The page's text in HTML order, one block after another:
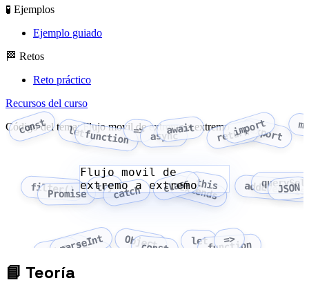
🧪 Ejemplos
Ejemplo guiado
🏁 Retos
Reto práctico
Recursos del curso
Código del tema: Flujo movil de extremo a extremo
const letfunction => asyncawait return
importexport
filter()
Promise
trycatch classextends
this JSON
fetch
parseInt
Array Object
const letfunction
=>
Flujo movil de
extremo a extremo
📘 Teoría